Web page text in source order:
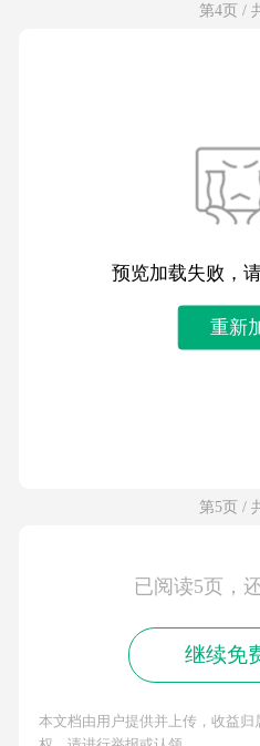
第4页 /
预览加载失败，
重新
第5页 /
已阅读5页，
继续免
本文档由用户提供并上传，收益